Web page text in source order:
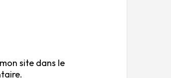
site dans le